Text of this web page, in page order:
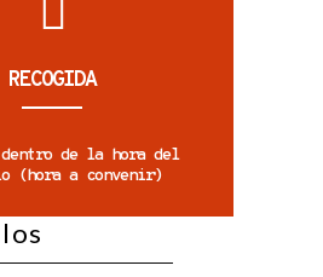
RECOGIDA
dentro de la hora del
(hora a convenir)